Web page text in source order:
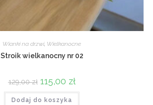
Wianki na drzwi, Wielkanocne
Stroik wielkanocny nr 02
129,00zł Pierwotna
cena
wynosiła:
129,00 zł.
115,00 złAktualna
cena
wynosi:
Dodaj do koszyka